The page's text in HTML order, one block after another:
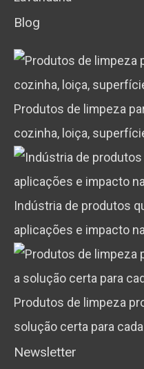
Blog
Produtos de limpeza
cozinha, loiça,
Indústria de produtos
aplicações e impacto
Produtos de limpeza
solução certa para
Newsletter